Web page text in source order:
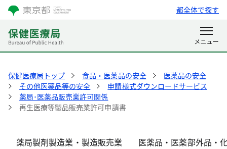
都全体で探す
保健医療局トップ 食品・医薬品の安全
医薬品の安全
その他医薬品等の安全
申請様式ダウンロードサービス
薬局･医薬品販売業許可関係
再生医療等製品販売業許可申請書
薬局製剤製造業・製造販売業 医薬品・医薬部外品・